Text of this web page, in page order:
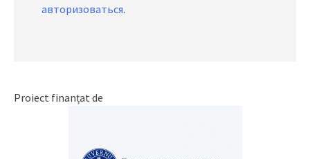
авторизоваться.
Proiect finanțat de